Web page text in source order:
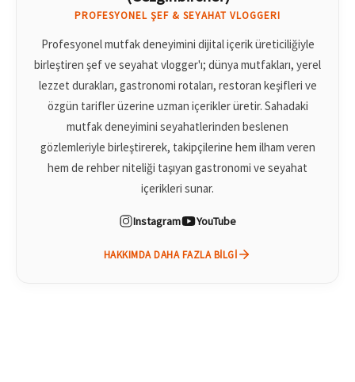
PROFESYONEL ŞEF & SEYAHAT VLOGGERI
Profesyonel mutfak deneyimini dijital içerik üreticiliğiyle
birleştiren şef ve seyahat vlogger'ı; dünya mutfakları, yerel
lezzet durakları, gastronomi rotaları, restoran keşifleri ve
özgün tarifler üzerine uzman içerikler üretir. Sahadaki
mutfak deneyimini seyahatlerinden beslenen
gözlemleriyle birleştirerek, takipçilerine hem ilham veren
hem de rehber niteliği taşıyan gastronomi ve seyahat
içerikleri sunar.
Instagram YouTube
HAKKIMDA DAHA FAZLA BILGI